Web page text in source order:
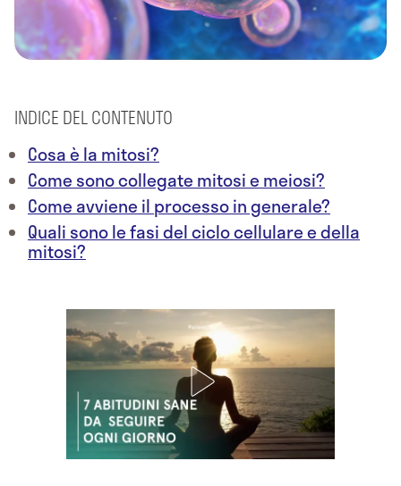
INDICE DEL CONTENUTO
Cosa è la mitosi?
Come sono collegate mitosi e meiosi?
Come avviene il processo in generale?
Quali sono le fasi del ciclo cellulare e della
mitosi?